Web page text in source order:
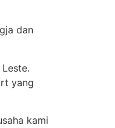
dan
yang
kami